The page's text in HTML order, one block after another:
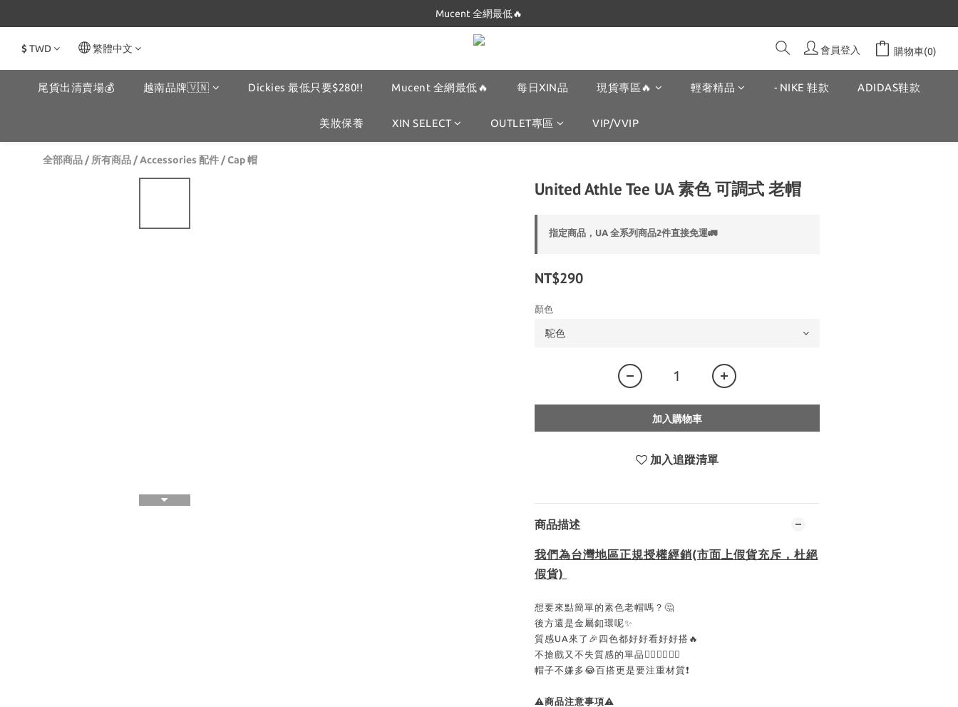
Dickies 最低$280起🔥
Mucent 全網最低🔥
Dickies 最低$280起🔥
$TWD 繁體中文 會員登入 購物車(0)
尾貨出清賣場💰 越南品牌🇻🇳 Dickies 最低只要$280!! Mucent 全網最低🔥 每日XIN品 現貨專區🔥 輕奢精品 - NIKE 鞋款 ADIDAS鞋款
美妝保養 XIN SELECT OUTLET專區 VIP/VVIP
全部商品 /所有商品 /Accessories 配件 /Cap 帽
United Athle Tee UA 素色 可調式 老帽
指定商品，UA 全系列商品2件直接免運🚛
NT$290
顏色
加入購物車
加入追蹤清單
商品描述
我們為台灣地區正規授權經銷(市面上假貨充斥，杜絕
假貨)
想要來點簡單的素色老帽嗎？🤔
後方還是金屬釦環呢✨
質感UA來了🎉四色都好好看好好搭🔥
不搶戲又不失質感的單品👍🏻👍🏻👍🏻
帽子不嫌多😂百搭更是要注重材質❗️
⚠商品注意事項⚠